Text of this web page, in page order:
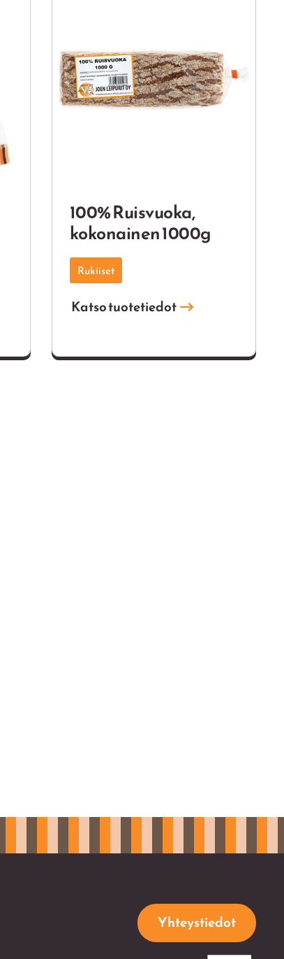
100% Ruisvuoka,
kokonainen 1000g
Rukiiset
Katso tuotetiedot
Yhteystiedot